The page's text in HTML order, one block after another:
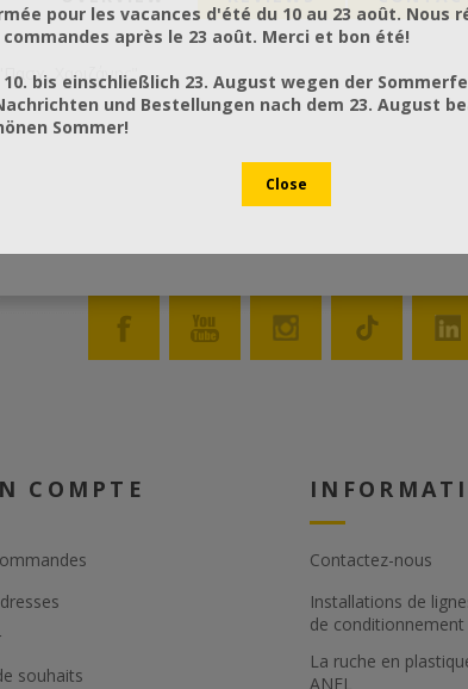
Χαριζάνης"
COMPTE
souhaits
Contactez-nous
Installations de
de conditionnement
La ruche en
ANEL
pour les vacances d'été du 10 au 23 août. Nous
après le 23 août. Merci et bon été!
10. bis einschließlich 23. August wegen der
und Bestellungen nach dem 23. August
Sommer!